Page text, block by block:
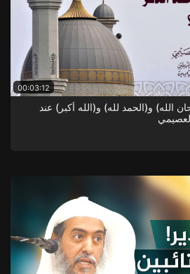
00:03:12
الله) و(الحمد لله) و(الله أكبر) عند